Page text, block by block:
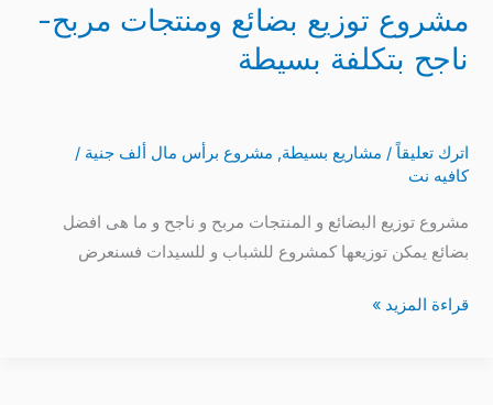
مشروع توزيع بضائع ومنتجات مربح-
ناجح بتكلفة بسيطة
اترك تعليقاً /مشاريع بسيطة,مشروع برأس مال ألف جنية/
كافيه نت
مشروع توزيع البضائع و المنتجات مربح و ناجح و ما هى افضل
بضائع يمكن توزيعها كمشروع للشباب و للسيدات فسنعرض
بضائع
ومنتجات
بسيطة
قراءة المزيد »